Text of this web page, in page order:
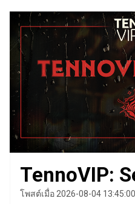
TennoVIP:
โพสต์เมื่อ 2026-08-04 13:45:00